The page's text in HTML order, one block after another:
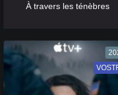
À travers les ténèbres